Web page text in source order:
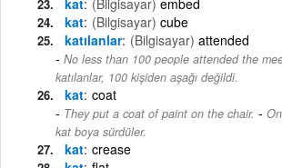
kat (Bilgisayar) cube
katılanlar (Bilgisayar) attended
No less than 100 people attended the
katılanlar, 100 kişiden aşağı değildi.
kat coat
They put a coat of paint on the chair. -
kat boya sürdüler.
kat crease